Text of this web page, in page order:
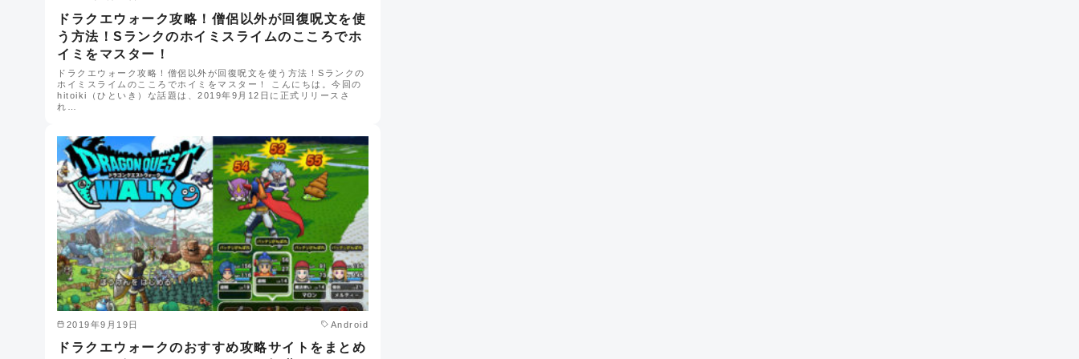
ドラクエウォーク攻略！僧侶以外が回復呪文を使
う方法！Sランクのホイミスライムのこころでホ
イミをマスター！
ドラクエウォーク攻略！僧侶以外が回復呪文を使う方法！Sランクの
ホイミスライムのこころでホイミをマスター！ こんにちは。今回の
hitoiki（ひといき）な話題は、2019年9月12日に正式リリースさ
れ…
2019年9月19日 Android
ドラクエウォークのおすすめ攻略サイトをまとめ